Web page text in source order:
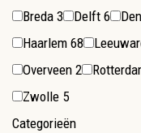
Breda 3 Delft 6
Haarlem 68
Overveen 2
Zwolle 5
Categorieën